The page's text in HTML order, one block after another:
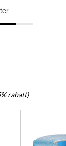
rabatt)